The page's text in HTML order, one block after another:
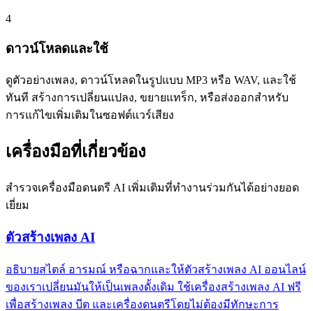
4
ดาวน์โหลดและใช้
ดูตัวอย่างเพลง, ดาวน์โหลดในรูปแบบ MP3 หรือ WAV, และใช้
ทันที สร้างการเปลี่ยนแปลง, ขยายแทร็ก, หรือส่งออกสำหรับ
การแก้ไขเพิ่มเติมในซอฟต์แวร์เสียง
เครื่องมือที่เกี่ยวข้อง
สำรวจเครื่องมือดนตรี AI เพิ่มเติมที่ทำงานร่วมกันได้อย่างยอด
เยี่ยม
ตัวสร้างเพลง AI
อธิบายสไตล์ อารมณ์ หรือฉากและให้ตัวสร้างเพลง AI ออนไลน์
ของเราเปลี่ยนมันให้เป็นเพลงดั้งเดิม ใช้เครื่องสร้างเพลง AI ฟรี
เพื่อสร้างเพลง บีต และเครื่องดนตรีโดยไม่ต้องมีทักษะการ